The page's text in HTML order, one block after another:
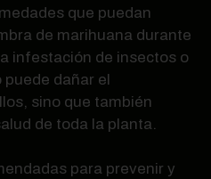
que puedan
de marihuana durante
infestación de insectos o
dañar el
sino que también
de toda la planta.
para prevenir y